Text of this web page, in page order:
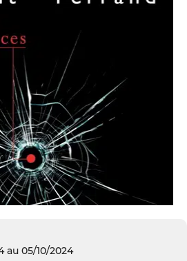
au 05/10/2024